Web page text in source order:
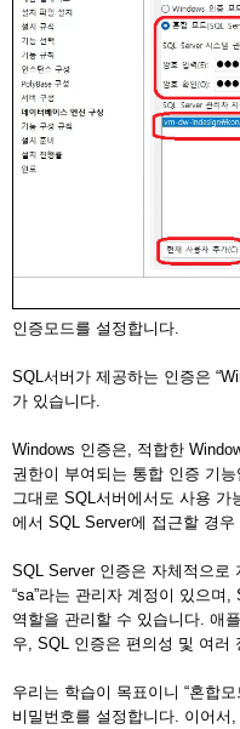
인증모드를 설정합니다.
SQL서버가 제공하는 인증은
가 있습니다.
Windows 인증은, 적합한
권한이 부여되는 통합 인증 기
그대로 SQL서버에서도 사용 가
에서 SQL Server에 접근할 경
SQL Server 인증은 자체적으로
“sa”라는 관리자 계정이 있으며
역할을 관리할 수 있습니다. 애
우, SQL 인증은 편의성 및 여러
우리는 학습이 목표이니 “혼합
비밀번호를 설정합니다. 이어서